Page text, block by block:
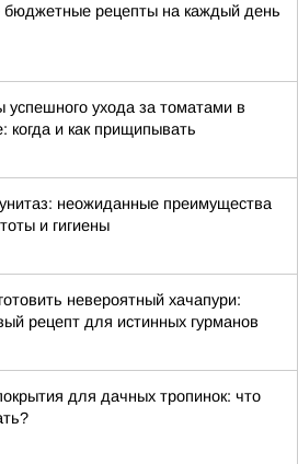
рецепты на каждый день
успешного ухода за томатами в
когда и как прищипывать
неожиданные преимущества
и гигиены
невероятный хачапури:
рецепт для истинных гурманов
для дачных тропинок: что